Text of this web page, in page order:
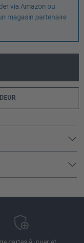
via Amazon ou
magasin partenaire